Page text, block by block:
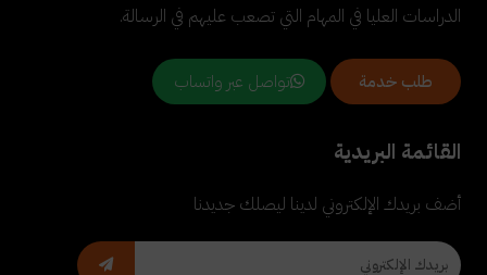
الدراسات العليا في المهام التي تصعب عليهم في الرسالة.
طلب خدمة تواصل عبر واتساب
القائمة البريدية
أضف بريدك الإلكتروني لدينا ليصلك جديدنا